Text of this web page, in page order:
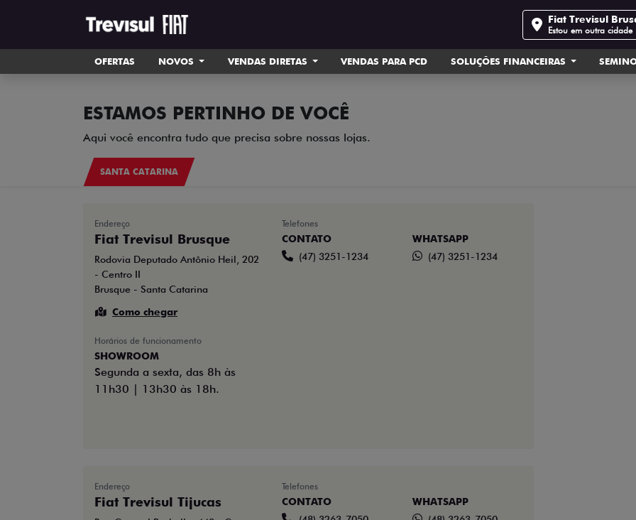
Fiat Trevisul
Estou em outra cidade
OFERTAS NOVOS VENDAS DIRETAS VENDAS PARA PCD SOLUÇÕES FINANCEIRAS
ESTAMOS PERTINHO DE VOCÊ
Aqui você encontra tudo que precisa sobre nossas lojas.
SANTA CATARINA
Endereço
Fiat Trevisul Brusque
Rodovia Deputado Antônio Heil, 202
- Centro II
Brusque - Santa Catarina
Como chegar
Horários de funcionamento
SHOWROOM
Segunda a sexta, das 8h às
11h30 | 13h30 às 18h.
Telefones
CONTATO
(47) 3251-1234
WHATSAPP
(47) 3251-1234
Endereço
Fiat Trevisul Tijucas
Telefones
CONTATO
WHATSAPP